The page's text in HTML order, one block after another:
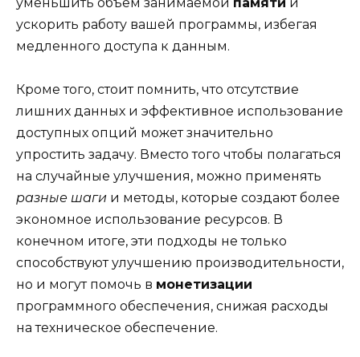
ускорить работу вашей программы, избегая
медленного доступа к данным.
Кроме того, стоит помнить, что отсутствие
лишних данных и эффективное использование
доступных опций может значительно
упростить задачу. Вместо того чтобы полагаться
на случайные улучшения, можно применять
разные шаги и методы, которые создают более
экономное использование ресурсов. В
конечном итоге, эти подходы не только
способствуют улучшению производительности,
но и могут помочь в монетизации
программного обеспечения, снижая расходы
на техническое обеспечение.